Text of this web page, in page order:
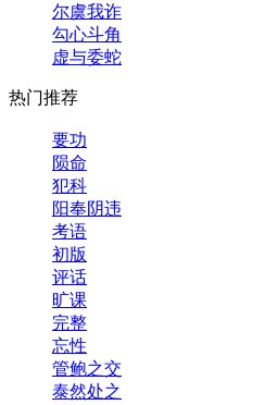
尔虞我诈
勾心斗角
虚与委蛇
热门推荐
要功
陨命
犯科
阳奉阴违
考语
初版
评话
旷课
完整
忘性
管鲍之交
泰然处之